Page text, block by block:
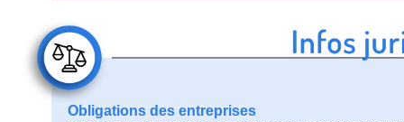
Obligations des entreprises